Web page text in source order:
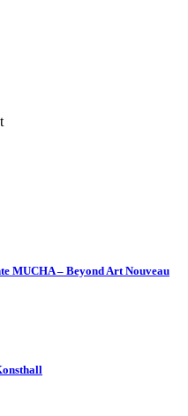
MUCHA – Beyond Art Nouveau